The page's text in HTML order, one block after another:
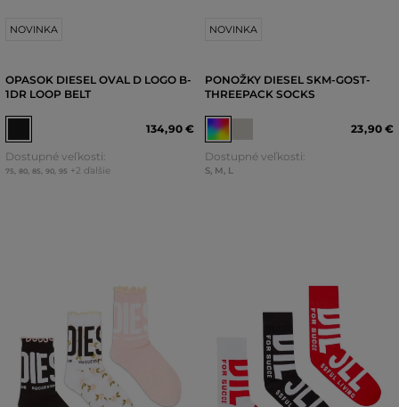
NOVINKA
OPASOK DIESEL OVAL D LOGO B-
1DR LOOP BELT
134,90 €
Dostupné veľkosti:
75 80, 85 90, 95 +2 ďalšie
NOVINKA
PONOŽKY DIESEL SKM-GOST-
THREEPACK SOCKS
23,90 €
Dostupné veľkosti:
S, M, L